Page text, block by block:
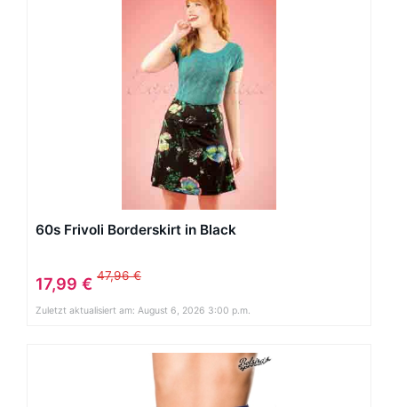
60s Frivoli Borderskirt in Black
17,99 € 47,96 €
Zuletzt aktualisiert am: August 6, 2026 3:00 p.m.